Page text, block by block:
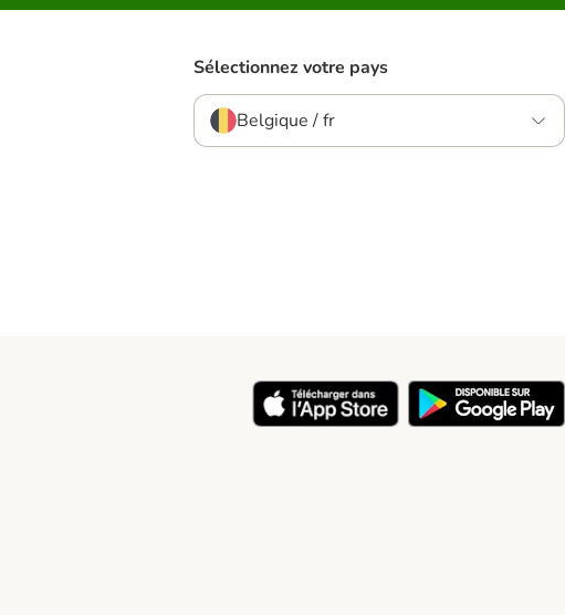
Sélectionnez votre pays
Belgique / fr